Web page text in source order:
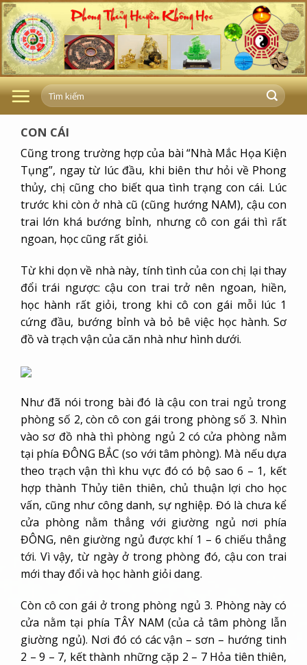
Skip
to
content
CON CÁI
Cũng trong trường hợp của bài “Nhà Mắc Họa Kiện
Tụng”, ngay từ lúc đầu, khi biên thư hỏi về Phong
thủy, chị cũng cho biết qua tình trạng con cái. Lúc
trước khi còn ở nhà cũ (cũng hướng NAM), cậu con
trai lớn khá bướng bỉnh, nhưng cô con gái thì rất
ngoan, học cũng rất giỏi.
Từ khi dọn về nhà này, tính tình của con chị lại thay
đổi trái ngược: cậu con trai trở nên ngoan, hiền,
học hành rất giỏi, trong khi cô con gái mỗi lúc 1
cứng đầu, bướng bỉnh và bỏ bê việc học hành. Sơ
đồ và trạch vận của căn nhà như hình dưới.
Như đã nói trong bài đó là cậu con trai ngủ trong
phòng số 2, còn cô con gái trong phòng số 3. Nhìn
vào sơ đồ nhà thì phòng ngủ 2 có cửa phòng nằm
tại phía ĐÔNG BẮC (so với tâm phòng). Mà nếu dựa
theo trạch vận thì khu vực đó có bộ sao 6 – 1, kết
hợp thành Thủy tiên thiên, chủ thuận lợi cho học
vấn, cũng như công danh, sự nghiệp. Đó là chưa kể
cửa phòng nằm thẳng với giường ngủ nơi phía
ĐÔNG, nên giường ngủ được khí 1 – 6 chiếu thẳng
tới. Vì vậy, từ ngày ở trong phòng đó, cậu con trai
mới thay đổi và học hành giỏi dang.
Còn cô con gái ở trong phòng ngủ 3. Phòng này có
cửa nằm tại phía TÂY NAM (của cả tâm phòng lẫn
giường ngủ). Nơi đó có các vận – sơn – hướng tinh
2 – 9 – 7, kết thành những cặp 2 – 7 Hỏa tiên thiên,